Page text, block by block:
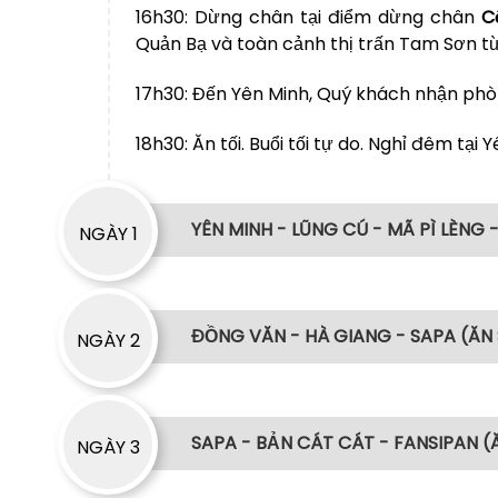
16h30: Dừng chân tại điểm dừng chân
Quản Bạ và toàn cảnh thị trấn Tam Sơn
17h30: Đến Yên Minh, Quý khách nhận
18h30: Ăn tối. Buổi tối tự do. Nghỉ đêm tại
NGÀY 1 YÊN MINH - LŨNG CÚ - MÃ PÌ
06h00:Ăn sáng và khởi hành đi chiêm
nguyên đá Đồng Văn. Dọc đường đi Quý
Thămbản Sủng Làthăm ngôi nhà Cổ
làm bối cảnh để quay bộ phim
chuyển thể từ truyện ngắn “Tiếng
NGÀY 2 ĐỒNG VĂN - HÀ GIANG - SAPA
Sáng:
Quý khách dậy để chứng kiến
trung về vớichợ phiên Đồng Vănđể
NGÀY 3 SAPA - BẢN CÁT CÁT - FANSIPAN